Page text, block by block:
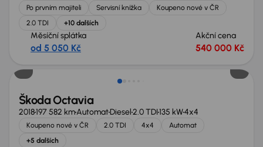
Po prvním majiteli Servisní knížka
Koupeno nové v ČR
2.0 TDI
+10 dalších
Měsíční splátka
od 5 050 Kč
Akční cena
540 000 Kč
Škoda Octavia
2018197 582 kmAutomatDiesel2.0 TDI135 kW4x4
Koupeno nové v ČR 2.0 TDI 4x4
Automat
+5 dalších